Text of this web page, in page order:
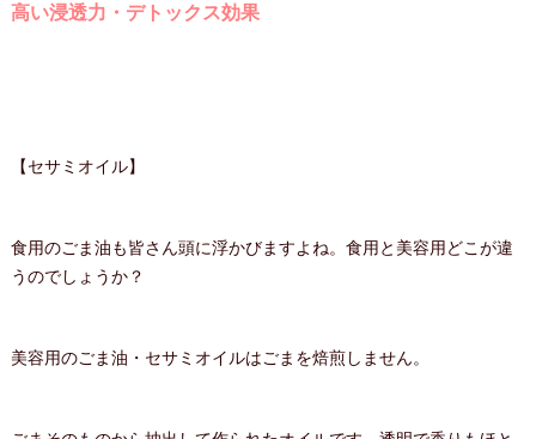
高い浸透力・デトックス効果
【セサミオイル】
食用のごま油も皆さん頭に浮かびますよね。食用と美容用どこが違
うのでしょうか？
美容用のごま油・セサミオイルはごまを焙煎しません。